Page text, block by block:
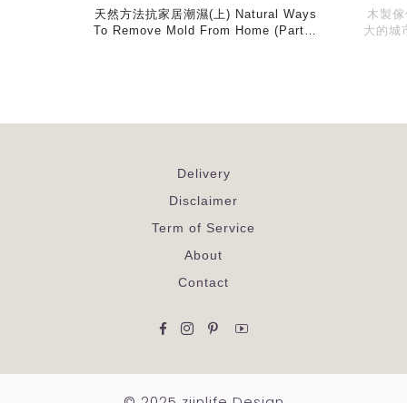
天然方法抗家居潮濕(上) Natural Ways
To Remove Mold From Home (Part…
木製
大的城
Delivery
Disclaimer
Term of Service
About
Contact
FacebookInstagram
PinterestYouTube